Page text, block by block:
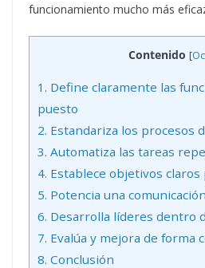
funcionamiento mucho más
Contenido [
1. Define claramente las
puesto
2. Estandariza los procesos
3. Automatiza las tareas
4. Establece objetivos
5. Potencia una
6. Desarrolla líderes dentro
7. Evalúa y mejora de forma
8. Conclusión